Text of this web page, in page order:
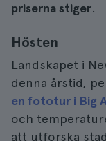
priserna stiger.
Hösten
Landskapet i
denna årstid,
en fototur i Big
och
att utforska